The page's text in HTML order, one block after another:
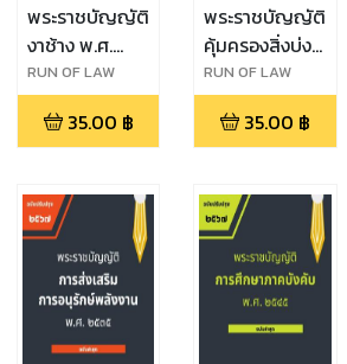
พระราชบัญญัติ
งาช้าง พ.ศ.
๒๕๕๘
RUN OF LAW
35.00 ฿
พระราชบัญญัติ
คุ้มครองสิ่งบ่งชี้
ทางภูมิศาสตร์
พ.ศ. ๒๕๔๖
RUN OF LAW
35.00 ฿